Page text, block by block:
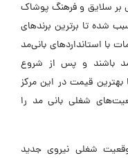
بر سلایق و فرهنگ پوشاک
شده تا برترین برندهای
با استانداردهای بانی‌مد
باشند و پس از شروع
بهترین قیمت در این مرکز
شغلی بانی مد را
مد در حال حاضر در ۶ موقعیت شغلی نیروی جدید